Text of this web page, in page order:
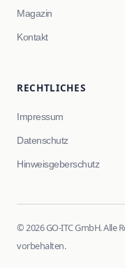
Magazin
Kontakt
RECHTLICHES
Impressum
Datenschutz
Hinweisgeberschutz
© 2026 GO-ITC GmbH. Alle
vorbehalten.